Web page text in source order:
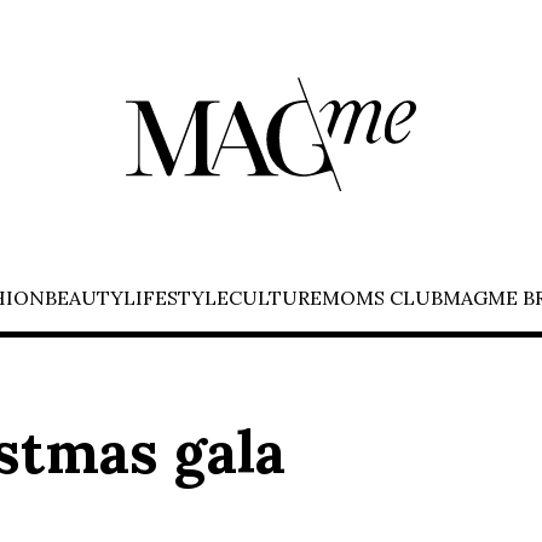
BEAUTYLIFESTYLECULTUREMOMS CLUBMAGME
gala